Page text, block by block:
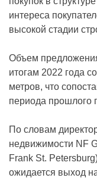
интереса
высокой стадии
Объем
итогам 2022 года
метров, что
периода прошлого
По словам
недвижимости NF
Frank St.
ожидается выход